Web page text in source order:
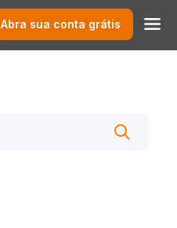
Abra sua conta grátis